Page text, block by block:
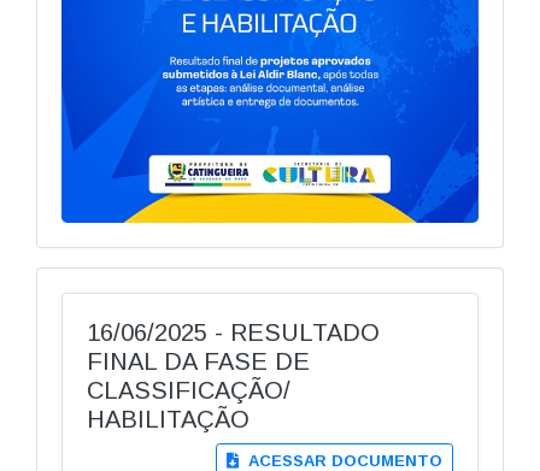
16/06/2025 - RESULTADO
FINAL DA FASE DE
CLASSIFICAÇÃO/
HABILITAÇÃO
ACESSAR DOCUMENTO